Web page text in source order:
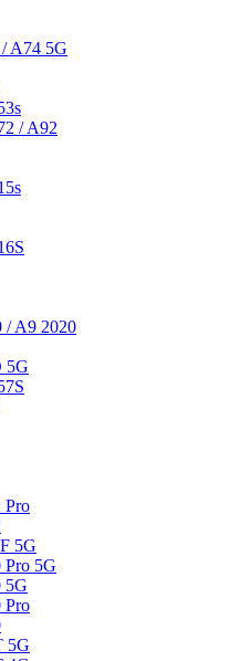
A74 5G
/ A92
/ A9 2020
5G
Pro
5G
Pro 5G
5G
Pro
5G